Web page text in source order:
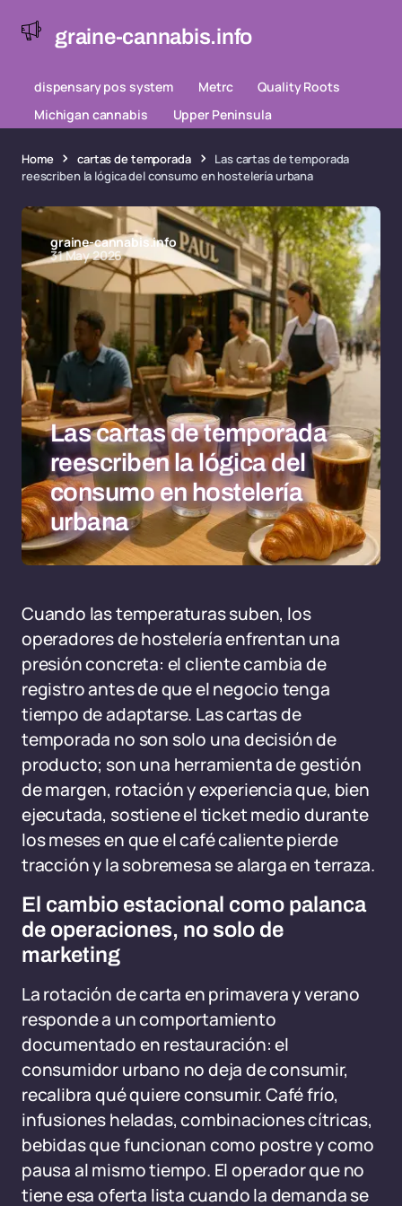
graine-cannabis.info
dispensary pos system Metrc
Quality Roots
Michigan cannabis
Upper Peninsula
Home cartas de temporada
Las cartas de temporada
reescriben la lógica del consumo en hostelería urbana
graine-cannabis.info
31 May 2026
Las cartas de temporada
reescriben la lógica del
consumo en hostelería
urbana
Cuando las temperaturas suben, los
operadores de hostelería enfrentan una
presión concreta: el cliente cambia de
registro antes de que el negocio tenga
tiempo de adaptarse. Las cartas de
temporada no son solo una decisión de
producto; son una herramienta de gestión
de margen, rotación y experiencia que, bien
ejecutada, sostiene el ticket medio durante
los meses en que el café caliente pierde
tracción y la sobremesa se alarga en terraza.
El cambio estacional como palanca
de operaciones, no solo de
marketing
La rotación de carta en primavera y verano
responde a un comportamiento
documentado en restauración: el
consumidor urbano no deja de consumir,
recalibra qué quiere consumir. Café frío,
infusiones heladas, combinaciones cítricas,
bebidas que funcionan como postre y como
pausa al mismo tiempo. El operador que no
tiene esa oferta lista cuando la demanda se